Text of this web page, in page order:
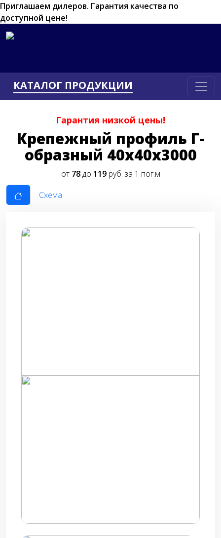
Приглашаем дилеров. Гарантия качества по
доступной цене!
КАТАЛОГ ПРОДУКЦИИ
Гарантия низкой цены!
Крепежный профиль Г-
образный 40х40х3000
от 78до 119руб. за 1 пог.м
Схема